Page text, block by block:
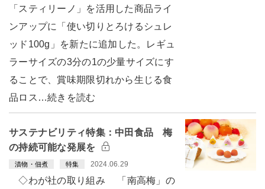
「スティリーノ」を活用した商品ライ
ンアップに「使い切りとろけるシュレ
ッド100g」を新たに追加した。レギュ
ラーサイズの3分の1の少量サイズにす
ることで、賞味期限切れから生じる食
品ロス…続きを読む
サステナビリティ特集：中田食品 梅
の持続可能な発展を
漬物・佃煮 特集 2024.06.29
◇わが社の取り組み 「南高梅」の